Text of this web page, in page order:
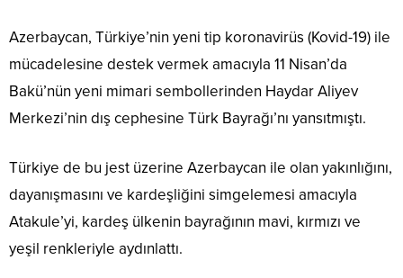
Azerbaycan, Türkiye’nin yeni tip koronavirüs (Kovid-19) ile
mücadelesine destek vermek amacıyla 11 Nisan’da
Bakü’nün yeni mimari sembollerinden Haydar Aliyev
Merkezi’nin dış cephesine Türk Bayrağı’nı yansıtmıştı.
Türkiye de bu jest üzerine Azerbaycan ile olan yakınlığını,
dayanışmasını ve kardeşliğini simgelemesi amacıyla
Atakule’yi, kardeş ülkenin bayrağının mavi, kırmızı ve
yeşil renkleriyle aydınlattı.